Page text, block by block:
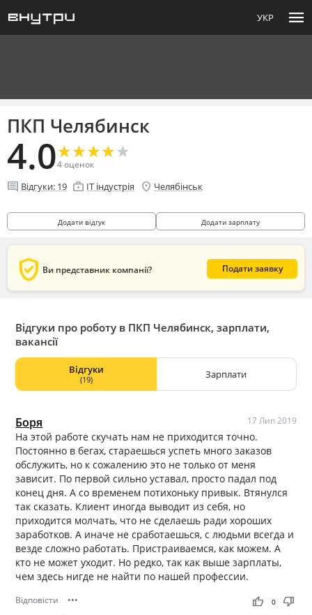
УКР menu
ПКП Челябинск
4.0★
★★
★★
★★
★★
★
4оценок
comment Відгуки: 19 enterprise IT індустрія location_on Челябінськ
Додати відгук Додати зарплату
verified_user Ви представник компанії? Подати заявку
Відгуки про роботу в ПКП Челябинск, зарплати,
вакансії
Відгуки
(19) Зарплати
Боря 17 Лип 2019
На этой работе скучать нам не приходится точно.
Постоянно в бегах, стараешься успеть много заказов
обслужить, но к сожалению это не только от меня
зависит. По первой сильно уставал, просто падал под
конец дня. А со временем потихоньку привык. Втянулся
так сказать. Клиент иногда выводит из себя, но
приходится молчать, что не сделаешь ради хороших
заработков. А иначе не сработаешься, с людьми всегда и
везде сложно работать. Пристраиваемся, как можем. А
кто не может уходит. Но редко, так как выше зарплаты,
чем здесь нигде не найти по нашей профессии.
Відповісти ••• thumb_up thumb_down
0